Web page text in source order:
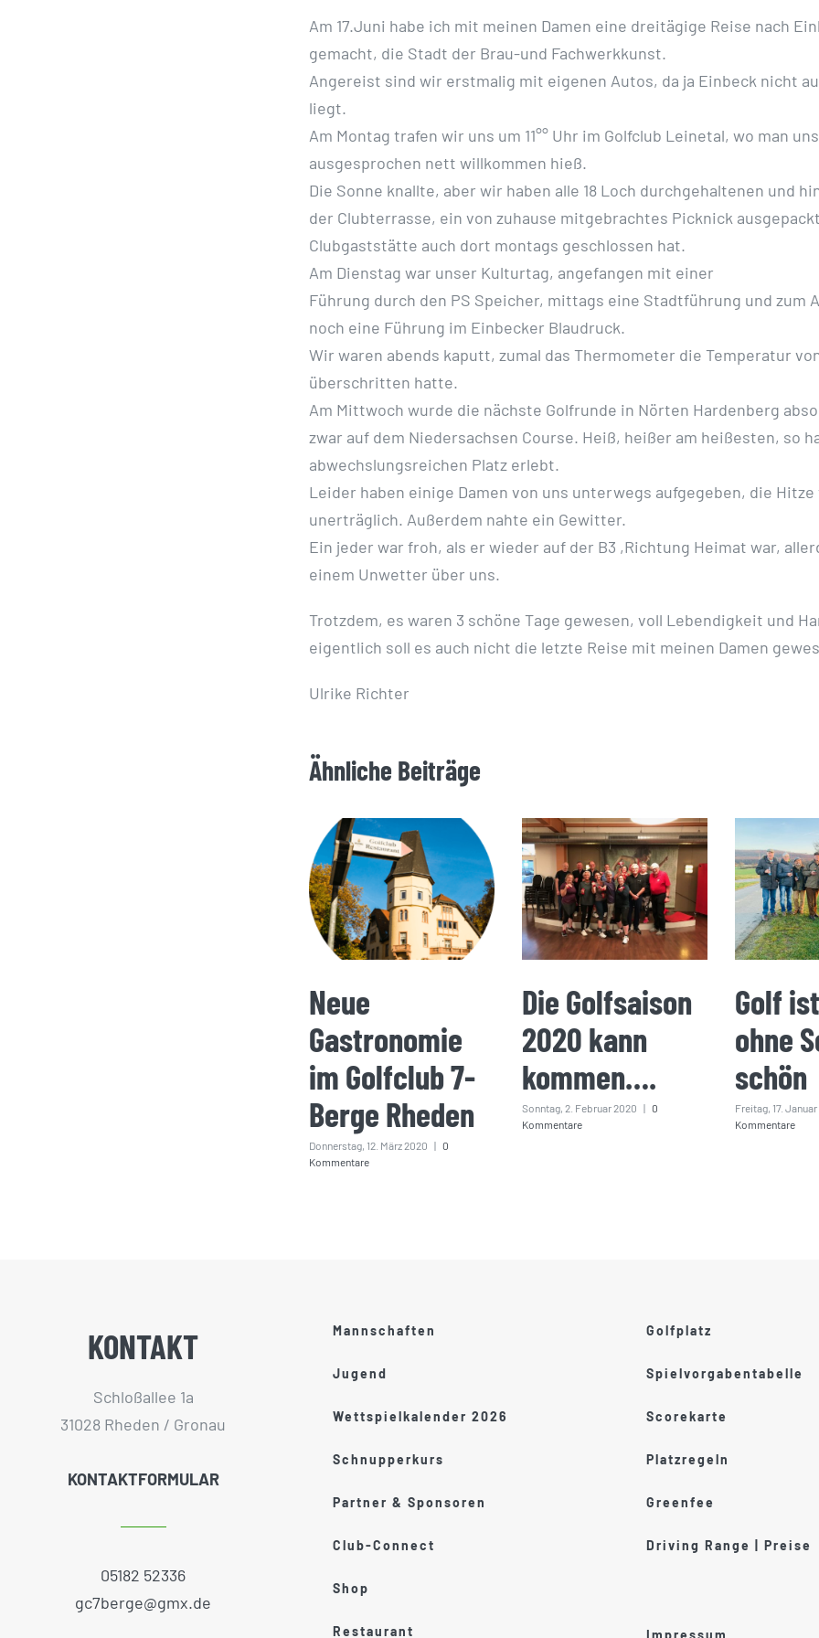
Am 17.Juni habe ich mit meinen Damen eine dreitägige Reise nach
gemacht, die Stadt der Brau-und Fachwerkkunst.
Angereist sind wir erstmalig mit eigenen Autos, da ja Einbeck nicht
liegt.
Am Montag trafen wir uns um 11°° Uhr im Golfclub Leinetal, wo man uns
ausgesprochen nett willkommen hieß.
Die Sonne knallte, aber wir haben alle 18 Loch durchgehaltenen und
der Clubterrasse, ein von zuhause mitgebrachtes Picknick
Clubgaststätte auch dort montags geschlossen hat.
Am Dienstag war unser Kulturtag, angefangen mit einer
Führung durch den PS Speicher, mittags eine Stadtführung und zum
noch eine Führung im Einbecker Blaudruck.
Wir waren abends kaputt, zumal das Thermometer die Temperatur
überschritten hatte.
Am Mittwoch wurde die nächste Golfrunde in Nörten Hardenberg
zwar auf dem Niedersachsen Course. Heiß, heißer am heißesten, so
abwechslungsreichen Platz erlebt.
Leider haben einige Damen von uns unterwegs aufgegeben, die Hitze
unerträglich. Außerdem nahte ein Gewitter.
Ein jeder war froh, als er wieder auf der B3 ,Richtung Heimat war,
einem Unwetter über uns.
Trotzdem, es waren 3 schöne Tage gewesen, voll Lebendigkeit und
eigentlich soll es auch nicht die letzte Reise mit meinen Damen
Ulrike Richter
Ähnliche Beiträge
Neue
Gastronomie
im Golfclub 7-
Berge Rheden
Donnerstag, 12. März 2020 | 0
Kommentare
Die Golfsaison
2020 kann
kommen….
Sonntag, 2. Februar 2020 | 0
Kommentare
Golf
ohne
schön
Freitag, 17.
Kommentare
KONTAKT
Schloßallee 1a
31028 Rheden / Gronau
KONTAKTFORMULAR
05182 52336
gc7berge@gmx.de
Mannschaften
Jugend
Wettspielkalender 2026
Schnupperkurs
Partner & Sponsoren
Club-Connect
Shop
Restaurant
Golfplatz
Spielvorgabentabelle
Scorekarte
Platzregeln
Greenfee
Driving Range | Preise
Impressum